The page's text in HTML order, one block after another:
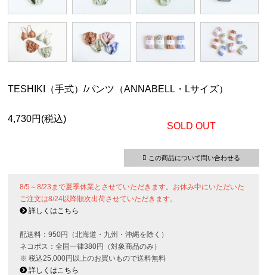
TESHIKI（手式）/パンツ（ANNABELL・Lサイズ）
4,730円(税込)
SOLD OUT
この商品について問い合わせる
8/5～8/23まで夏季休業とさせていただきます。お休み中にいただいた
ご注文は8/24以降順次出荷させていただきます。
詳しくはこちら
配送料：950円（北海道・九州・沖縄を除く）
ネコポス：全国一律380円（対象商品のみ）
※ 税込25,000円以上のお買いもので送料無料
詳しくはこちら